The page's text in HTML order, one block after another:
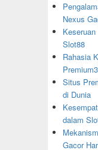
Nexus
Slot88
Rahasia
Situs
di Dunia
dalam
Gacor